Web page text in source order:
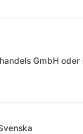
GmbH oder